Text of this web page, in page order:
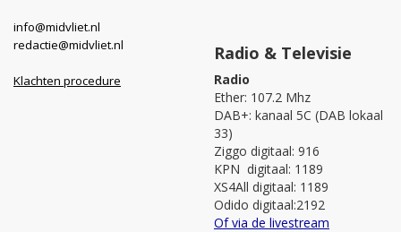
info@midvliet.nl
redactie@midvliet.nl
Klachten procedure
Radio & Televisie
Radio
Ether: 107.2 Mhz
DAB+: kanaal 5C (DAB lokaal
33)
Ziggo digitaal: 916
KPN digitaal: 1189
XS4All digitaal: 1189
Odido digitaal:2192
Of via de livestream